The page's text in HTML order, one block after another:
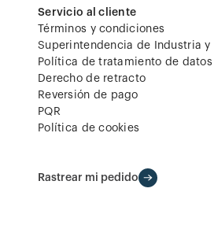
Servicio al cliente
Términos y condiciones
Superintendencia de Industria y
Política de tratamiento de datos
Derecho de retracto
Reversión de pago
PQR
Política de cookies
Rastrear mi pedido